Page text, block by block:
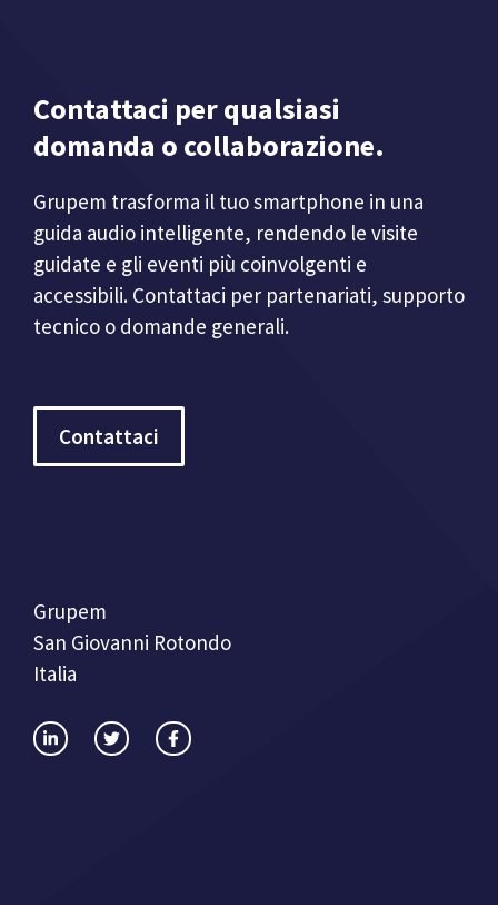
Contattaci per qualsiasi
domanda o collaborazione.
Grupem trasforma il tuo smartphone in una
guida audio intelligente, rendendo le visite
guidate e gli eventi più coinvolgenti e
accessibili. Contattaci per partenariati, supporto
tecnico o domande generali.
Contattaci
Grupem
San Giovanni Rotondo
Italia